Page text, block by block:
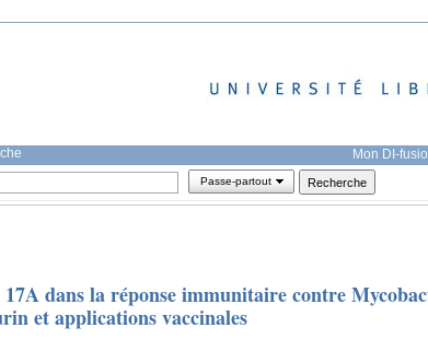
Mon DI-
Passe-partout
dans la réponse immunitaire contre
et applications vaccinales